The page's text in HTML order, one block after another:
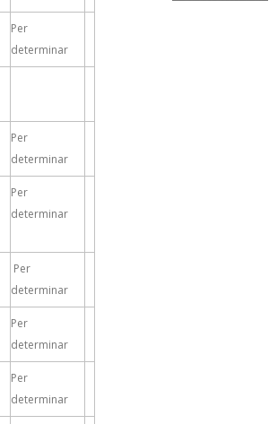
Per
determinar
Per
determinar
Per
determinar
Per
determinar
Per
determinar
Per
determinar